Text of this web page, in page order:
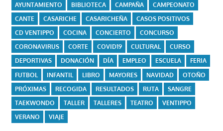
AYUNTAMIENTO
BIBLIOTECA CAMPAÑA
CAMPEONATO
CANTE
CASARICHE CASARICHEÑA
CASOS POSITIVOS
CD VENTIPPO
COCINA CONCIERTO
CONCURSO
CORONAVIRUS
CORTE COVID19 CULTURAL
CURSO
DEPORTIVAS
DONACIÓN DÍA EMPLEO ESCUELA
FERIA
FUTBOL
INFANTIL LIBRO MAYORES NAVIDAD
OTOÑO
PRÓXIMAS
RECOGIDA RESULTADOS RUTA
SANGRE
TAEKWONDO
TALLER TALLERES TEATRO
VENTIPPO
VERANO
VIAJE